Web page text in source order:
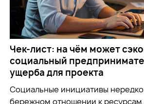
Чек-лист: на чём может
социальный
ущерба для проекта
Социальные инициативы нередко
бережном отношении к